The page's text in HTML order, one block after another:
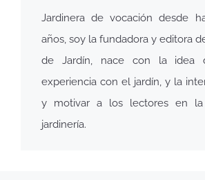
Jardinera de vocación desde
años, soy la fundadora y editora
de Jardín, nace con la idea
experiencia con el jardín, y la
y motivar a los lectores en
jardinería.